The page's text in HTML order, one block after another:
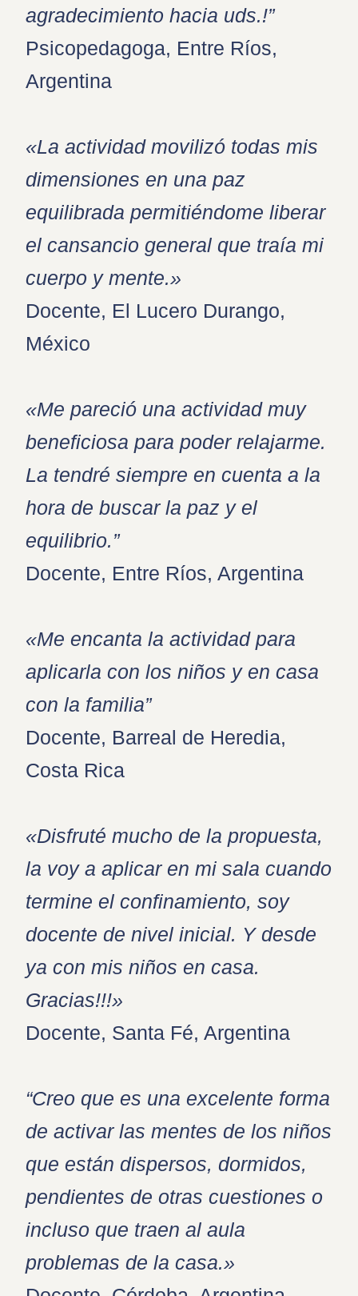
agradecimiento hacia uds.!”
Psicopedagoga, Entre Ríos,
Argentina
«La actividad movilizó todas mis
dimensiones en una paz
equilibrada permitiéndome liberar
el cansancio general que traía mi
cuerpo y mente.»
Docente, El Lucero Durango,
México
«Me pareció una actividad muy
beneficiosa para poder relajarme.
La tendré siempre en cuenta a la
hora de buscar la paz y el
equilibrio.”
Docente, Entre Ríos, Argentina
«Me encanta la actividad para
aplicarla con los niños y en casa
con la familia”
Docente, Barreal de Heredia,
Costa Rica
«Disfruté mucho de la propuesta,
la voy a aplicar en mi sala cuando
termine el confinamiento, soy
docente de nivel inicial. Y desde
ya con mis niños en casa.
Gracias!!!»
Docente, Santa Fé, Argentina
“Creo que es una excelente forma
de activar las mentes de los niños
que están dispersos, dormidos,
pendientes de otras cuestiones o
incluso que traen al aula
problemas de la casa.»